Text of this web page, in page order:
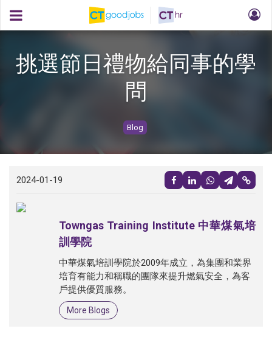
挑選節日禮物給同事的學
問
Blog
2024-01-19
Towngas Training Institute 中華煤氣培
訓學院
中華煤氣培訓學院於2009年成立，為集團和業界
培育有能力和稱職的團隊來提升燃氣安全，為客
戶提供優質服務。
More Blogs